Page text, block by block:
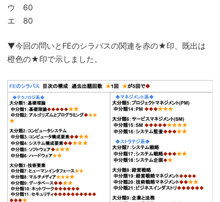
ウ 60
エ 80
▼今回の問いとFEのシラバスの関連を赤の★印、既出は
橙色の★印で示しました。